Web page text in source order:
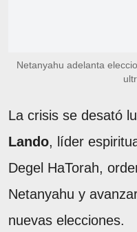
Netanyahu adelanta
La crisis se desató
Lando, líder
Degel HaTorah,
Netanyahu y
nuevas elecciones.